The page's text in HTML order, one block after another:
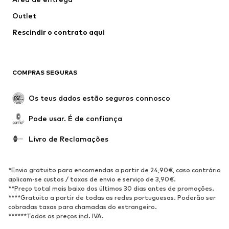
Roupa de banho
Ocasiões
Upcycling
Novidades
Botas
Sapatos
Sapatos abertos
Exclusivo
DESPORTO
Sapatilhas de desporto
Mochilas e Sacos de desporto
Acessórios de desporto
ACESSÓRIOS
Outlet
Rescindir o contrato aqui
COMPRAS SEGURAS
Os teus dados estão seguros connosco
Pode usar. É de confiança
Livro de Reclamações
*Envio gratuito para encomendas a partir de 24,90€, caso contrário
aplicam-se custos / taxas de envio e serviço de 3,90€.
**Preço total mais baixo dos últimos 30 dias antes de promoções.
****Gratuito a partir de todas as redes portuguesas. Poderão ser
cobradas taxas para chamadas do estrangeiro.
******Todos os preços incl. IVA.